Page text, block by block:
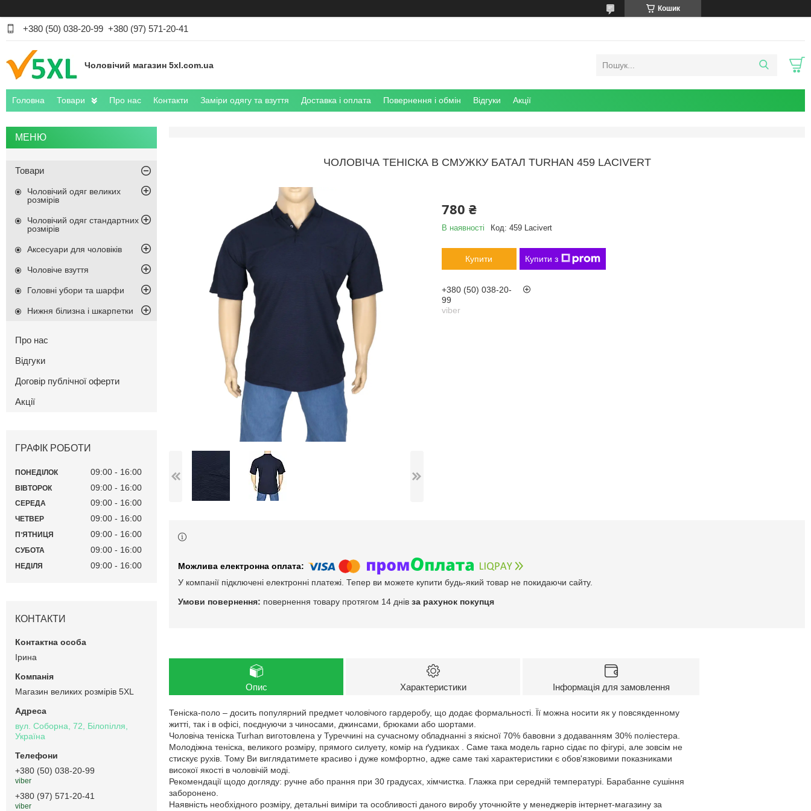
Кошик
+380 (50) 038-20-99 +380 (97) 571-20-41
Чоловічий магазин 5xl.com.ua
Головна Товари Про нас Контакти Заміри одягу та взуття Доставка і оплата Повернення і обмін Відгуки Акції
ЧОЛОВІЧА ТЕНІСКА В СМУЖКУ БАТАЛ TURHAN 459 LACIVERT
780 ₴
В наявності Код: 459 Lacivert
Купити Купити з
+380 (50) 038-20-
99
viber
У компанії підключені електронні платежі. Тепер ви можете купити будь-який товар не покидаючи сайту.
повернення товару протягом 14 днів за рахунок покупця
Опис Характеристики Інформація для замовлення
Теніска-поло – досить популярний предмет чоловічого гардеробу, що додає формальності. Її можна носити як у повсякденному
житті, так і в офісі, поєднуючи з чиносами, джинсами, брюками або шортами.
Чоловіча теніска Turhan виготовлена у Туреччині на сучасному обладнанні з якісної 70% бавовни з додаванням 30% поліестера.
Молодіжна теніска, великого розміру, прямого силуету, комір на ґудзиках . Саме така модель гарно сідає по фігурі, але зовсім не
стискує рухів. Тому Ви виглядатимете красиво і дуже комфортно, адже саме такі характеристики є обов'язковими показниками
високої якості в чоловічій моді.
Рекомендації щодо догляду: ручне або прання при 30 градусах, хімчистка. Глажка при середній температурі. Барабанне сушіння
заборонено.
Наявність необхідного розміру, детальні виміри та особливості даного виробу уточнюйте у менеджерів інтернет-магазину за
Товари
Чоловічий одяг великих
розмірів
Чоловічий одяг стандартних
розмірів
Аксесуари для чоловіків
Чоловіче взуття
Головні убори та шарфи
Нижня білизна і шкарпетки
Про нас
Відгуки
Договір публічної оферти
Акції
ГРАФІК РОБОТИ
ПОНЕДІЛОК 09:00 16:00
ВІВТОРОК 09:00 16:00
СЕРЕДА 09:00 16:00
ЧЕТВЕР 09:00 16:00
ПʼЯТНИЦЯ 09:00 16:00
СУБОТА 09:00 16:00
НЕДІЛЯ 09:00 16:00
КОНТАКТИ
Ірина
Магазин великих розмірів 5XL
вул. Соборна, 72, Білопілля,
Україна
+380 (50) 038-20-99
viber
+380 (97) 571-20-41
viber